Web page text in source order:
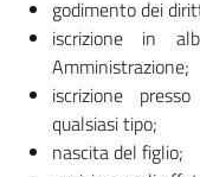
godimento dei
iscrizione in
Amministrazione;
iscrizione
qualsiasi tipo;
nascita del figlio;